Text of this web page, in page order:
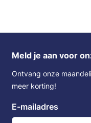
Meld je aan voor
Ontvang onze
meer korting!
E-mailadres